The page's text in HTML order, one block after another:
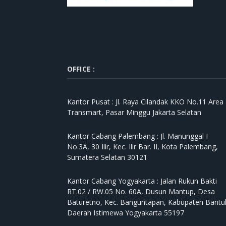
OFFICE :
Kantor Pusat : Jl. Raya Cilandak KKO No.11 Area
Transmart, Pasar Minggu Jakarta Selatan
Kantor Cabang Palembang : Jl. Manunggal I
No.3A, 30 Ilir, Kec. Ilir Bar. II, Kota Palembang,
Sumatera Selatan 30121
Kantor Cabang Yogyakarta : Jalan Rukun Bakti
RT.02 / RW.05 No. 60A, Dusun Mantup, Desa
Baturetno, Kec. Banguntapan, Kabupaten
Daerah Istimewa Yogyakarta 55197